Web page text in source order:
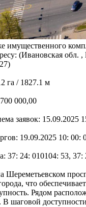
имущественного
(Ивановская обл.
га / 1827.1 м
000,00
заявок: 15.09.2025
19.09.2025 10: 00:
37: 24: 010104: 53, 37:
Шереметьевском
что
Рядом
В шаговой